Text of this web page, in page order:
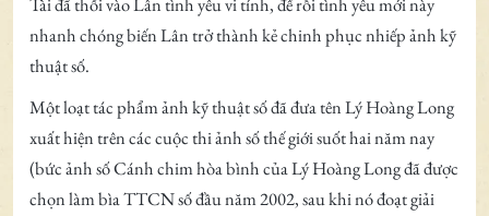
nhanh chóng biến Lân trở thành kẻ chinh phục nhiếp ảnh kỹ
thuật số.
Một loạt tác phẩm ảnh kỹ thuật số đã đưa tên Lý Hoàng Long
xuất hiện trên các cuộc thi ảnh số thế giới suốt hai năm nay
(bức ảnh số Cánh chim hòa bình của Lý Hoàng Long đã được
chọn làm bìa TTCN số đầu năm 2002, sau khi nó đoạt giải